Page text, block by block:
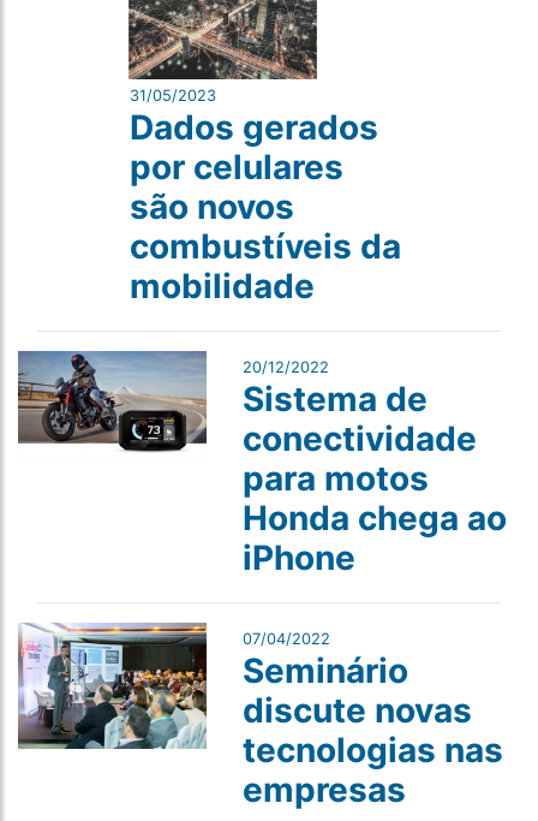
31/05/2023
Dados gerados
por celulares
são novos
combustíveis da
mobilidade
20/12/2022
Sistema de
conectividade
para motos
Honda chega ao
iPhone
07/04/2022
Seminário
discute novas
tecnologias nas
empresas